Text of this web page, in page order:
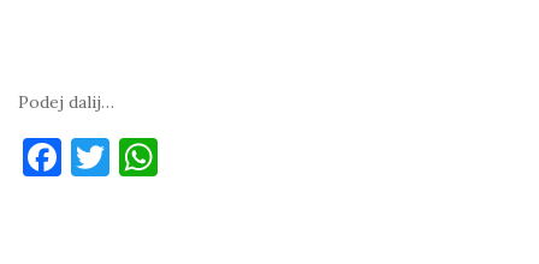
Podej dalij…
F T